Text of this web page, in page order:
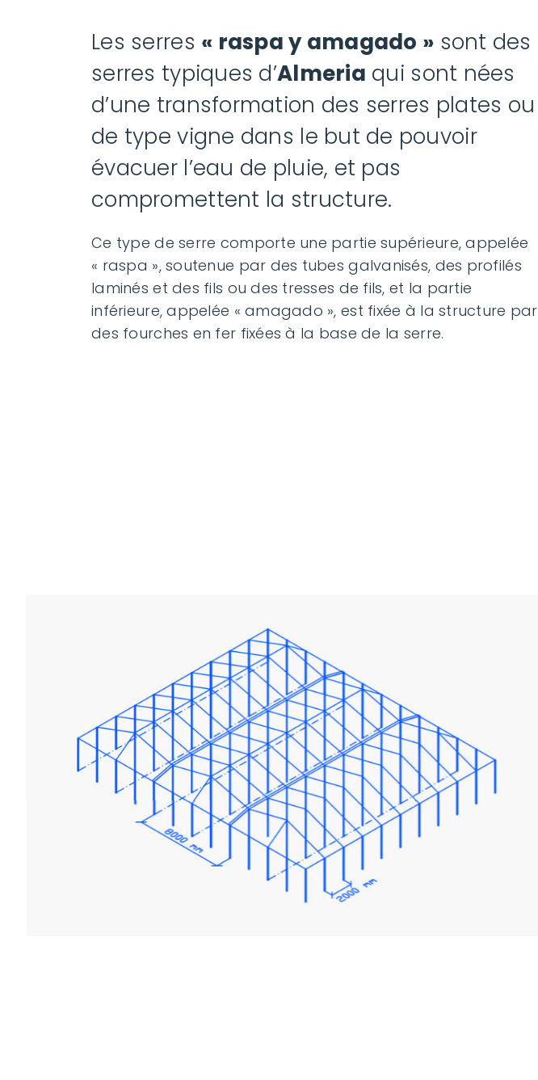
Les serres « raspa y amagado » sont des
serres typiques d’Almeria qui sont nées
d’une transformation des serres plates ou
de type vigne dans le but de pouvoir
évacuer l’eau de pluie, et pas
compromettent la structure.
Ce type de serre comporte une partie supérieure, appelée
« raspa », soutenue par des tubes galvanisés, des profilés
laminés et des fils ou des tresses de fils, et la partie
inférieure, appelée « amagado », est fixée à la structure par
des fourches en fer fixées à la base de la serre.